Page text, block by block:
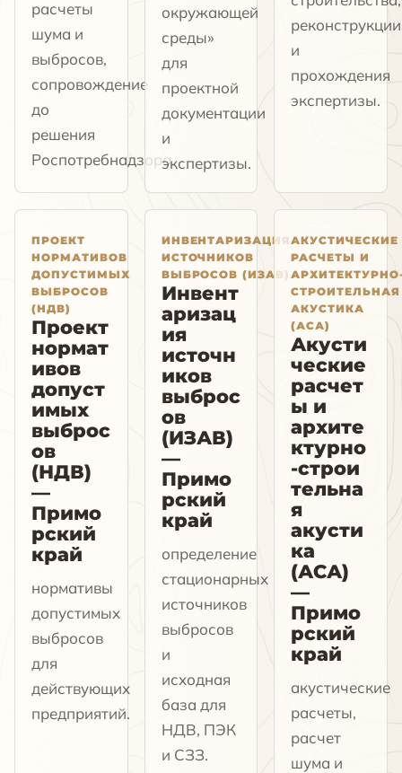
расчеты
шума и
выбросов,
сопровождение
до
решения
Роспотребнадзора.
окружающей
среды»
для
проектной
документации
и
экспертизы.
реконструкции
и
прохождения
экспертизы.
ПРОЕКТ
НОРМАТИВОВ
ДОПУСТИМЫХ
ВЫБРОСОВ
(НДВ)
Проект
нормат
ивов
допуст
имых
выброс
ов
(НДВ)
—
Примо
рский
край
нормативы
допустимых
выбросов
для
действующих
предприятий.
ИНВЕНТАРИЗАЦИЯ
ИСТОЧНИКОВ
ВЫБРОСОВ (ИЗАВ)
Инвент
аризац
ия
источн
иков
выброс
ов
(ИЗАВ)
—
Примо
рский
край
определение
стационарных
источников
выбросов
и
исходная
база для
НДВ, ПЭК
и СЗЗ.
АКУСТИЧЕСКИЕ
РАСЧЕТЫ И
СТРОИТЕЛЬНАЯ
АКУСТИКА
(АСА)
Акусти
ческие
расчет
ы и
архите
ктурно
-строи
тельна
я
акусти
ка
(АСА)
—
Примо
рский
край
акустические
расчеты,
расчет
шума и